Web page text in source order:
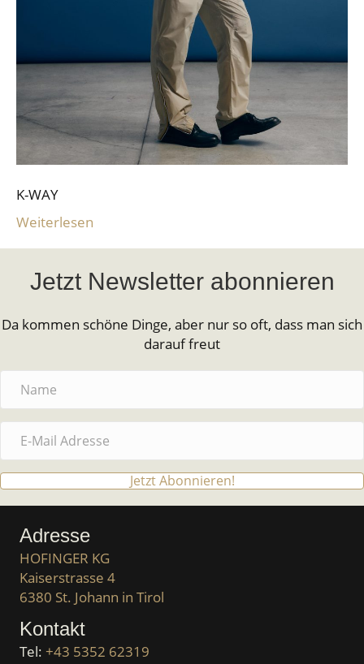
K-WAY
Weiterlesen
Jetzt Newsletter abonnieren
Da kommen schöne Dinge, aber nur so oft, dass man sich
darauf freut
Jetzt Abonnieren!
Adresse
HOFINGER KG
Kaiserstrasse 4
6380 St. Johann in Tirol
Kontakt
Tel: +43 5352 62319